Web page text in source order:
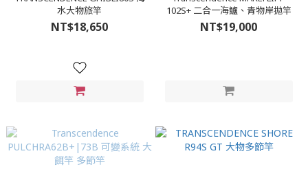
水大物旅竿
NT$18,650
102S+ 二合一海鱸、青物岸拋竿
NT$19,000